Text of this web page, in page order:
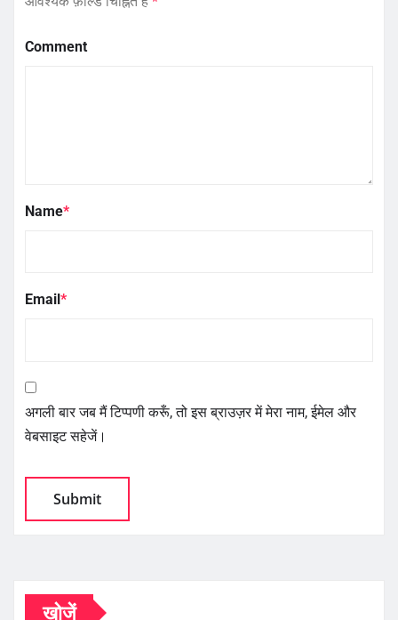
Comment
Name*
Email *
अगली बार जब मैं टिप्पणी करूँ, तो इस ब्राउज़र में मेरा नाम, ईमेल और
वेबसाइट सहेजें।
खोजें